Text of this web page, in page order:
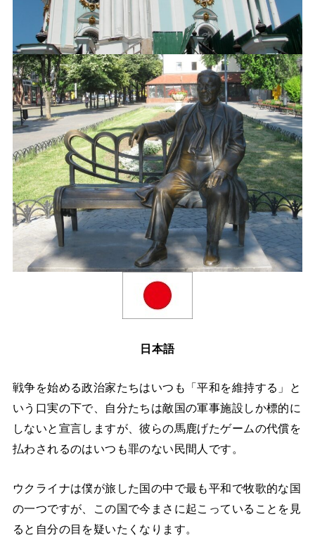
日本語
戦争を始める政治家たちはいつも「平和を維持する」と
いう口実の下で、自分たちは敵国の軍事施設しか標的に
しないと宣言しますが、彼らの馬鹿げたゲームの代償を
払わされるのはいつも罪のない民間人です。
ウクライナは僕が旅した国の中で最も平和で牧歌的な国
の一つですが、この国で今まさに起こっていることを見
ると自分の目を疑いたくなります。